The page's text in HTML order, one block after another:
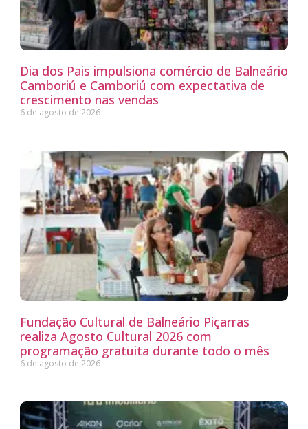
Dia dos Pais impulsiona comércio de Balneário
Camboriú e Camboriú com expectativa de
crescimento nas vendas
6 de agosto de 2026
Fundação Cultural de Balneário Piçarras
realiza Agosto Cultural 2026 com
programação gratuita durante todo o mês
6 de agosto de 2026